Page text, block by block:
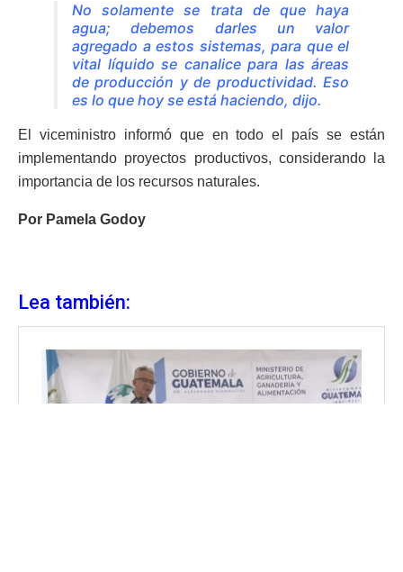
No solamente se trata de que haya
agua; debemos darles un valor
agregado a estos sistemas, para que el
vital líquido se canalice para las áreas
de producción y de productividad. Eso
es lo que hoy se está haciendo, dijo.
El viceministro informó que en todo el país se están
implementando proyectos productivos, considerando la
importancia de los recursos naturales.
Por Pamela Godoy
Lea también: